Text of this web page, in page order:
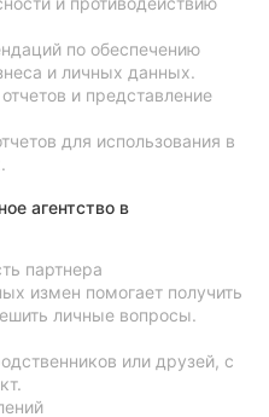
по обеспечению
и личных данных.
и представление
для использования в
агентство в
партнера
измен помогает получить
личные вопросы.
или друзей, с